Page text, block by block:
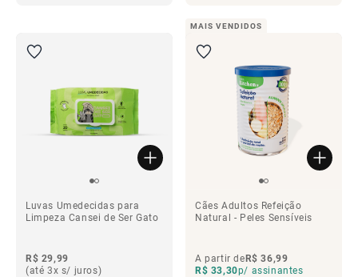
Luvas Umedecidas para
Limpeza Cansei de Ser Gato
R$ 29,99
(até 3x s/ juros)
MAIS VENDIDOS
Cães Adultos Refeição
Natural - Peles Sensíveis
A partir deR$ 36,99
R$ 33,30p/ assinantes